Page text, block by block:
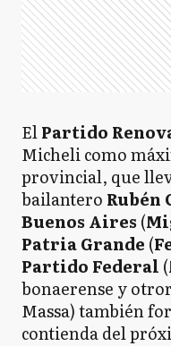
ElPartido
Micheli como
provincial, que
bailantero
Buenos Aires (
Patria Grande (
Partido Federal (
bonaerense y
Massa) también
contienda del